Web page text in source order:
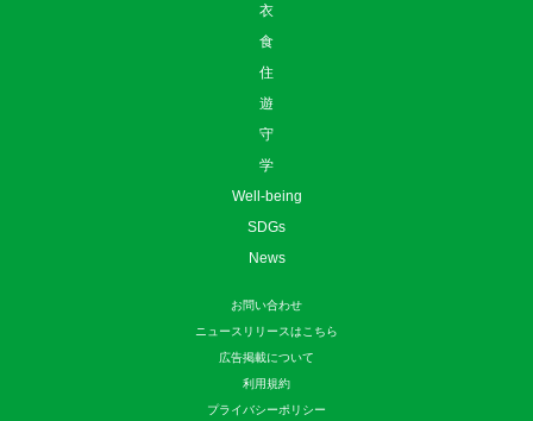
衣
食
住
遊
守
学
Well-being
SDGs
News
お問い合わせ
ニュースリリースはこちら
広告掲載について
利用規約
プライバシーポリシー